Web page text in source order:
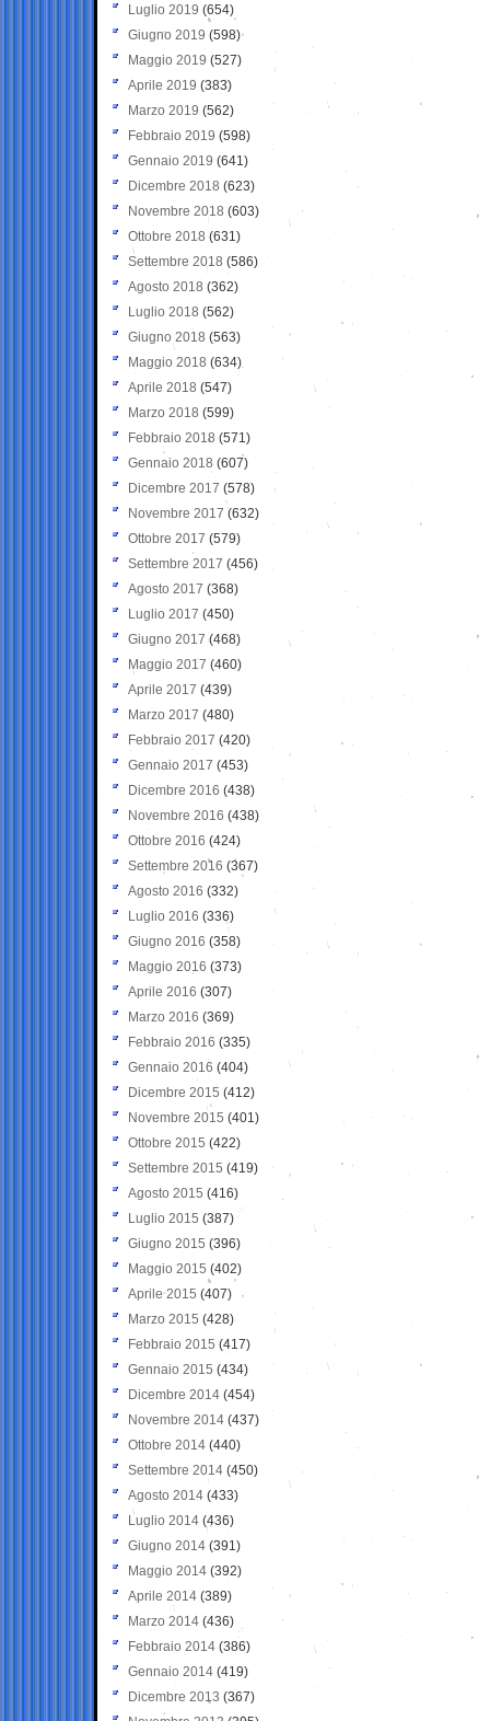
Luglio 2019 (654)
Giugno 2019 (598)
Maggio 2019 (527)
Aprile 2019 (383)
Marzo 2019 (562)
Febbraio 2019 (598)
Gennaio 2019 (641)
Dicembre 2018 (623)
Novembre 2018 (603)
Ottobre 2018 (631)
Settembre 2018 (586)
Agosto 2018 (362)
Luglio 2018 (562)
Giugno 2018 (563)
Maggio 2018 (634)
Aprile 2018 (547)
Marzo 2018 (599)
Febbraio 2018 (571)
Gennaio 2018 (607)
Dicembre 2017 (578)
Novembre 2017 (632)
Ottobre 2017 (579)
Settembre 2017 (456)
Agosto 2017 (368)
Luglio 2017 (450)
Giugno 2017 (468)
Maggio 2017 (460)
Aprile 2017 (439)
Marzo 2017 (480)
Febbraio 2017 (420)
Gennaio 2017 (453)
Dicembre 2016 (438)
Novembre 2016 (438)
Ottobre 2016 (424)
Settembre 2016 (367)
Agosto 2016 (332)
Luglio 2016 (336)
Giugno 2016 (358)
Maggio 2016 (373)
Aprile 2016 (307)
Marzo 2016 (369)
Febbraio 2016 (335)
Gennaio 2016 (404)
Dicembre 2015 (412)
Novembre 2015 (401)
Ottobre 2015 (422)
Settembre 2015 (419)
Agosto 2015 (416)
Luglio 2015 (387)
Giugno 2015 (396)
Maggio 2015 (402)
Aprile 2015 (407)
Marzo 2015 (428)
Febbraio 2015 (417)
Gennaio 2015 (434)
Dicembre 2014 (454)
Novembre 2014 (437)
Ottobre 2014 (440)
Settembre 2014 (450)
Agosto 2014 (433)
Luglio 2014 (436)
Giugno 2014 (391)
Maggio 2014 (392)
Aprile 2014 (389)
Marzo 2014 (436)
Febbraio 2014 (386)
Gennaio 2014 (419)
Dicembre 2013 (367)